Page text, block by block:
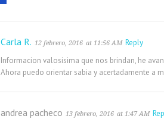
Carla R. 12 febrero, 2016 at 11:56 AM Reply
Informacion valosisima que nos brindan, he
Ahora puedo orientar sabia y acertadamente a
andrea pacheco 13 febrero, 2016 at 1:47 AM